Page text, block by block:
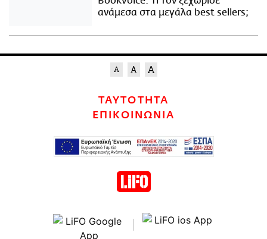
ανάμεσα στα μεγάλα best sellers;
ΤΑΥΤΟΤΗΤΑ
ΕΠΙΚΟΙΝΩΝΙΑ